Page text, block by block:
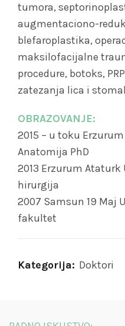
tumora,
augmentaciono-
blefaroplastika,
maksilofacijalne
procedure, botoks,
zatezanja lica i
OBRAZOVANJE:
2015 – u toku
Anatomija PhD
2013 Erzurum
hirurgija
2007 Samsun 19 Maj
fakultet
Kategorija: Doktori